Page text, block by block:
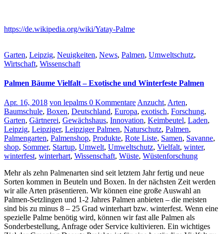
https://de.wikipedia.org/wiki/Yatay-Palme
Garten, Leipzig, Neuigkeiten, News, Palmen, Umweltschutz,
Wirtschaft, Wissenschaft
Palmen Bäume Vielfalt – Exotische und Winterfeste Palmen
Apr. 16, 2018 von lepalms 0 Kommentare Anzucht, Arten,
Baumschule, Boxen, Deutschland, Europa, exotisch, Forschung,
Garten, Gärtnerei, Gewächshaus, Innovation, Keimbeutel, Laden,
Leipzig, Leipziger, Leipziger Palmen, Naturschutz, Palmen,
Palmengarten, Palmenshop, Produkte, Rote Liste, Samen, Savanne,
shop, Sommer, Startup, Umwelt, Umweltschutz, Vielfalt, winter,
winterfest, winterhart, Wissenschaft, Wüste, Wüstenforschung
Mehr als zehn Palmenarten sind seit letztem Jahr fertig und neue
Sorten kommen in Beuteln und Boxen. In der nächsten Zeit werden
wir alle Arten präsentieren. Wir können eine große Auswahl an
Palmen-Setzlingen und 1-2 Jahres Palmen anbieten – die meisten
sind bis zu minus 8 – 25 Grad winterhart bzw. winterfest. Wenn eine
spezielle Palme benötig wird, können wir fast alle Palmen als
Sonderbestellung, Anfrage oder Service kultivieren. Ein wichtiges